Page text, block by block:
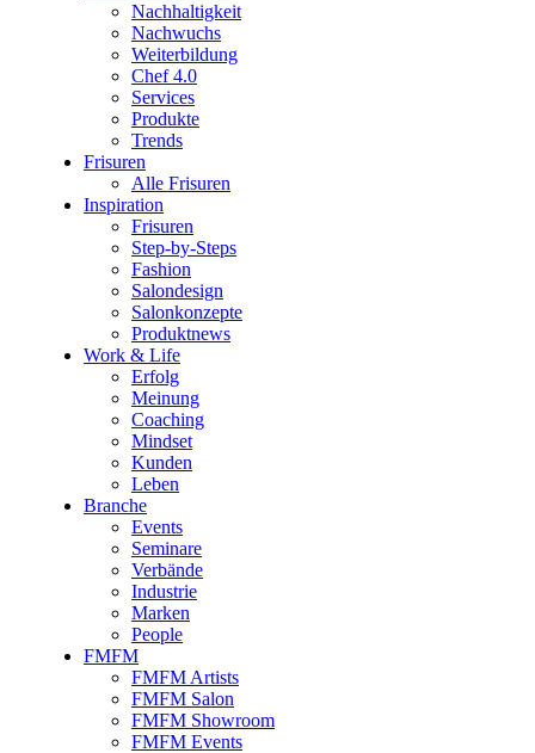
Nachhaltigkeit
Nachwuchs
Weiterbildung
Chef 4.0
Services
Produkte
Trends
Frisuren
Alle Frisuren
Inspiration
Frisuren
Step-by-Steps
Fashion
Salondesign
Salonkonzepte
Produktnews
Work & Life
Erfolg
Meinung
Coaching
Mindset
Kunden
Leben
Branche
Events
Seminare
Verbände
Industrie
Marken
People
FMFM
FMFM Artists
FMFM Salon
FMFM Showroom
FMFM Events